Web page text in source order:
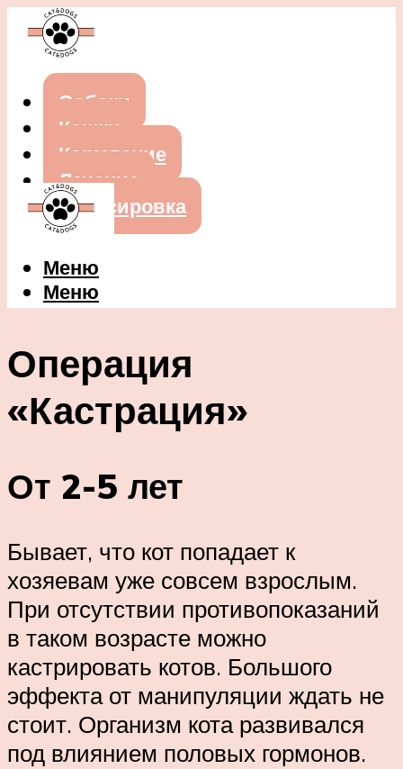
Собаки
Кошки
Кормление
Лечение
Дрессировка
Меню
Меню
Операция
«Кастрация»
От 2-5 лет
Бывает, что кот попадает к
хозяевам уже совсем взрослым.
При отсутствии противопоказаний
в таком возрасте можно
кастрировать котов. Большого
эффекта от манипуляции ждать не
стоит. Организм кота развивался
под влиянием половых гормонов.